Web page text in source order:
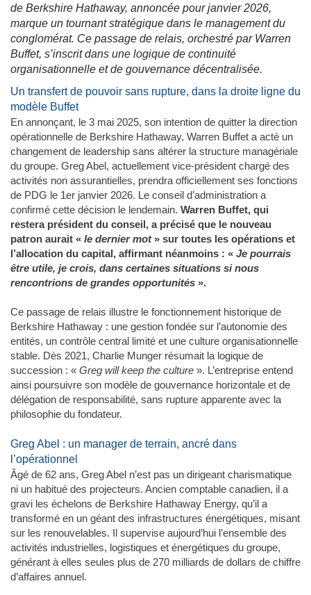
de Berkshire Hathaway, annoncée pour janvier 2026,
marque un tournant stratégique dans le management du
conglomérat. Ce passage de relais, orchestré par Warren
Buffet, s’inscrit dans une logique de continuité
organisationnelle et de gouvernance décentralisée.
Un transfert de pouvoir sans rupture, dans la droite ligne du
modèle Buffet
En annonçant, le 3 mai 2025, son intention de quitter la direction
opérationnelle de Berkshire Hathaway, Warren Buffet a acté un
changement de leadership sans altérer la structure managériale
du groupe. Greg Abel, actuellement vice-président chargé des
activités non assurantielles, prendra officiellement ses fonctions
de PDG le 1er janvier 2026. Le conseil d’administration a
confirmé cette décision le lendemain. Warren Buffet, qui
restera président du conseil, a précisé que le nouveau
patron aurait « le dernier mot» sur toutes les opérations et
l’allocation du capital, affirmant néanmoins : « Je pourrais
être utile, je crois, dans certaines situations si nous
rencontrions de grandes opportunités ».
Ce passage de relais illustre le fonctionnement historique de
Berkshire Hathaway : une gestion fondée sur l’autonomie des
entités, un contrôle central limité et une culture organisationnelle
stable. Dès 2021, Charlie Munger résumait la logique de
succession : « Greg will keep the culture ». L’entreprise entend
ainsi poursuivre son modèle de gouvernance horizontale et de
délégation de responsabilité, sans rupture apparente avec la
philosophie du fondateur.
Greg Abel : un manager de terrain, ancré dans
l’opérationnel
Âgé de 62 ans, Greg Abel n’est pas un dirigeant charismatique
ni un habitué des projecteurs. Ancien comptable canadien, il a
gravi les échelons de Berkshire Hathaway Energy, qu’il a
transformé en un géant des infrastructures énergétiques, misant
sur les renouvelables. Il supervise aujourd’hui l’ensemble des
activités industrielles, logistiques et énergétiques du groupe,
générant à elles seules plus de 270 milliards de dollars de chiffre
d’affaires annuel.